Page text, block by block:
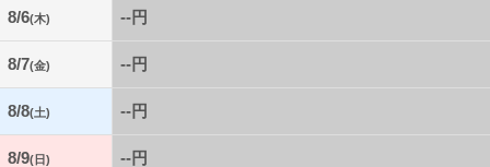
8/6(木) --円
8/7(金) --円
8/8(土) --円
8/9(日) --円